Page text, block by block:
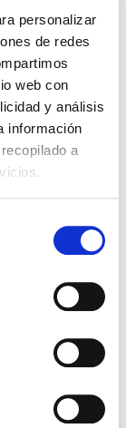
personalizar
de redes
web con
y análisis
información
a